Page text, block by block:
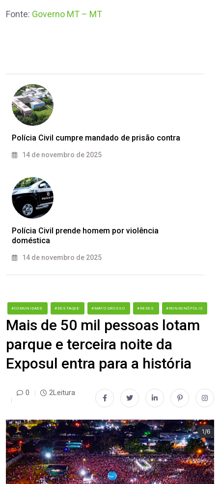
Fonte: Governo MT – MT
Polícia Civil cumpre mandado de prisão contra
14 de novembro de 2025
Polícia Civil prende homem por violência
doméstica
14 de novembro de 2025
#COMUNIDADE #DESTAQUE #MATO GROSSO #REDES #RONDONÓPOLIS
Mais de 50 mil pessoas lotam
parque e terceira noite da
Exposul entra para a história
0 2Leitura